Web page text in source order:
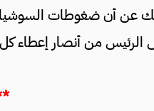
عن أن ضغوطات
الرئيس من أنصار إعطاء